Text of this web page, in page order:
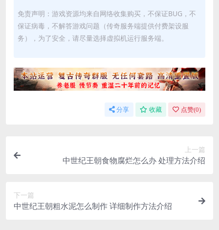
免责声明：游戏资源均来自网络收集购买，不保证BUG，不
保证病毒，不解答游戏问题（传奇服务端提供付费架设服
务），为了安全，请尽量选择虚拟机运行服务端。
分享 收藏 点赞(0)
上一篇
中世纪王朝食物腐烂怎么办 处理方法介绍
下一篇
中世纪王朝粗水泥怎么制作 详细制作方法介绍